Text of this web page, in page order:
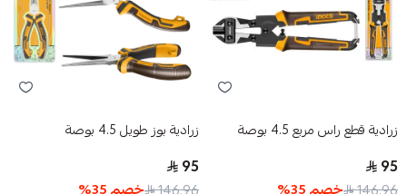
زرادية قطع راس مربع 4.5 بوصة
95
زرادية بوز طويل 4.5 بوصة
95